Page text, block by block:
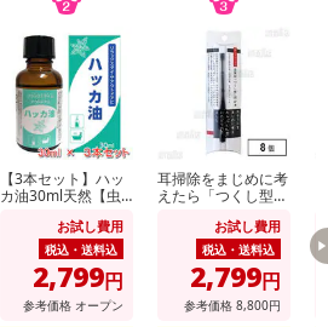
【3本セット】ハッ
カ油30ml天然【虫
【アロマに】【バス
タイムに】【花粉対
お試し費用
税込・送料込
2,799円
参考価格 オープン
耳掃除をまじめに考
えたら「つくし型」
お試し費用
税込・送料込
2,799円
参考価格 8,800円